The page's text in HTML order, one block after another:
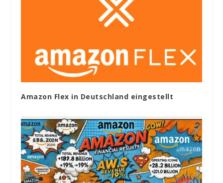
Amazon Flex in Deutschland eingestellt